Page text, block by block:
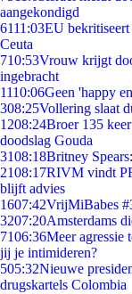
aangekondigd
6111:03EU
Ceuta
710:53Vrouw krijgt
ingebracht
1110:06Geen 'happy
308:25Vollering slaat
1208:24Broer 135
doodslag Gouda
3108:18Britney
2108:17RIVM vindt
blijft advies
1607:42VrijMiBabes
3207:20Amsterdams
7106:36Meer agressie
jij je intimideren?
505:32Nieuwe
drugskartels Colombia